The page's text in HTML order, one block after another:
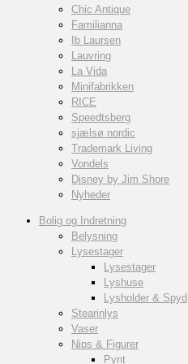
Chic Antique
Familianna
Ib Laursen
Lauvring
La Vida
Minifabrikken
RICE
Speedtsberg
sjælsø nordic
Trademark Living
Vondels
Disney by Jim Shore
Nyheder
Bolig og Indretning
Belysning
Lysestager
Lysestager
Lyshuse
Lysholder & Spyd
Stearinlys
Vaser
Nips & Figurer
Pynt